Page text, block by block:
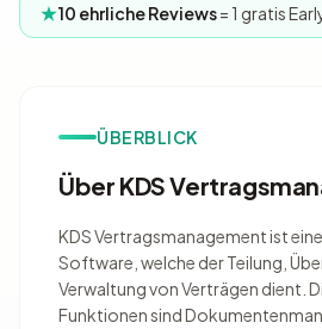
10 ehrliche Reviews= 1 gratis
ÜBERBLICK
Über KDS
KDS Vertragsmanagement ist
Software, welche der Teilung,
Verwaltung von Verträgen dient.
Funktionen sind